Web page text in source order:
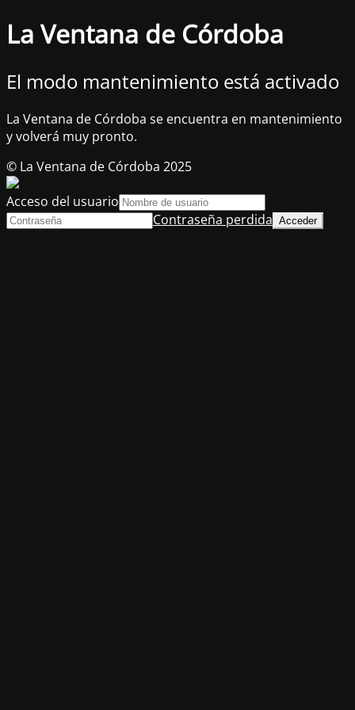
La Ventana de Córdoba
El modo mantenimiento está activado
La Ventana de Córdoba se encuentra en mantenimiento
y volverá muy pronto.
© La Ventana de Córdoba 2025
Acceso del usuario
Contraseña perdida